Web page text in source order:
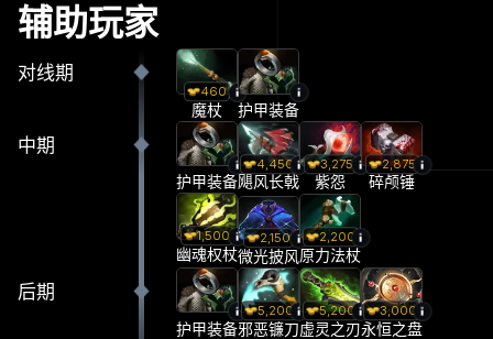
辅助玩家
对线期
460
魔杖 护甲装备
中期
护甲装备
4,450
飓风长戟
3,275
紫怨
2,875
碎颅锤
1,500
幽魂权杖
2,150
微光披风
2,200
原力法杖
后期
护甲装备
5,200
邪恶镰刀
5,200
虚灵之刃
3,000
永恒之盘